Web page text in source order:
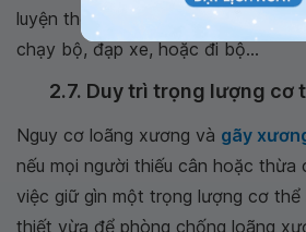
luyện thể chất thông qua các bài
chạy bộ, đạp xe, hoặc đi bộ…
2.7. Duy trì trọng lượng cơ
Nguy cơ loãng xương và gãy
nếu mọi người thiếu cân hoặc thừa
việc giữ gìn một trọng lượng cơ thể
thiết vừa để phòng chống loãng